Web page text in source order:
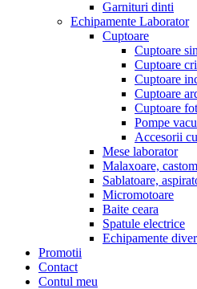
Garnituri dinti
Echipamente Laborator
Cuptoare
Cuptoare
Cuptoare
Cuptoare
Cuptoare
Cuptoare
Pompe
Accesorii
Mese laborator
Malaxoare,
Sablatoare,
Micromotoare
Baite ceara
Spatule electrice
Echipamente
Promotii
Contact
Contul meu